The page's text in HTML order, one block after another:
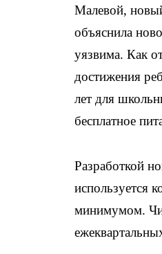
Малевой,
объяснила
уязвима. Как
достижения
лет для
бесплатное
Разработкой
используется
минимумом.